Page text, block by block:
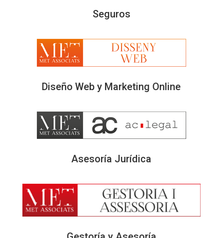
Seguros
Diseño Web y Marketing Online
Asesoría Jurídica